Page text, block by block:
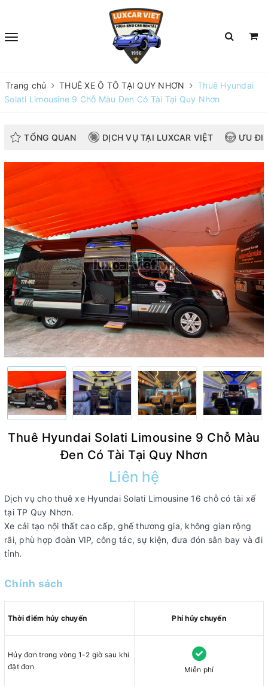
Trang chủ THUÊ XE Ô TÔ TẠI QUY NHƠN
Thuê Hyundai
Solati Limousine 9 Chỗ Màu Đen Có Tài Tại Quy Nhơn
TỔNG QUAN DỊCH VỤ TẠI LUXCAR VIỆT ƯU
Thuê Hyundai Solati Limousine 9 Chỗ Màu
Đen Có Tài Tại Quy Nhơn
Liên hệ
Dịch vụ cho thuê xe Hyundai Solati Limousine 16 chỗ có tài xế
tại TP Quy Nhơn.
Xe cải tạo nội thất cao cấp, ghế thương gia, không gian rộng
rãi, phù hợp đoàn VIP, công tác, sự kiện, đưa đón sân bay và đi
tỉnh.
Chính sách
Thời điểm hủy chuyến Phí hủy chuyến
Hủy đơn trong vòng 1-2 giờ sau khi
đặt đơn
Miễn phí